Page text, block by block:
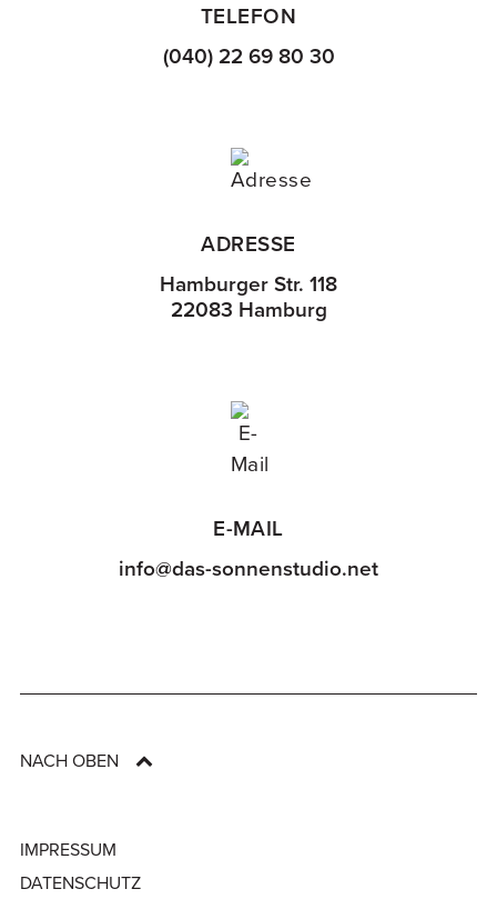
TELEFON
(040) 22 69 80 30
ADRESSE
Hamburger Str. 118
22083 Hamburg
E-MAIL
info@das-sonnenstudio.net
NACH OBEN
IMPRESSUM
DATENSCHUTZ